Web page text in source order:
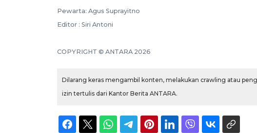
Pewarta: Agus Suprayitno
Editor : Siri Antoni
COPYRIGHT © ANTARA 2026
Dilarang keras mengambil konten, melakukan crawling atau
izin tertulis dari Kantor Berita ANTARA.